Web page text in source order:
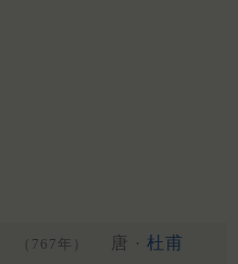
（767年） 唐 · 杜甫